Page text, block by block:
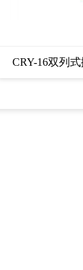
CRY-16双列